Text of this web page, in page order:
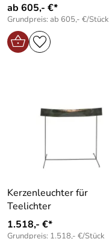
ab 605,- €*
Grundpreis: ab 605,- €/Stück
Kerzenleuchter für
Teelichter
1.518,- €*
Grundpreis: 1.518,- €/Stück